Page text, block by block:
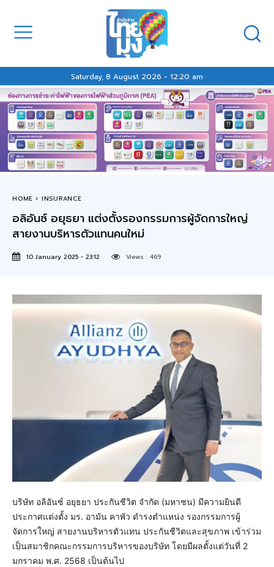
Saturday, 8 August 2026 - 12:20 am
HOME INSURANCE
อลิอันซ์ อยุธยา แต่งตั้งรองกรรมการผู้จัดการใหญ่
สายงานบริหารตัวแทนคนใหม่
10 January 2025 - 23:12 Views : 469
บริษัท อลิอันซ์ อยุธยา ประกันชีวิต จำกัด (มหาชน) มีความยินดี
ประกาศแต่งตั้ง มร. อามัน คาพัว ดำรงตำแหน่ง รองกรรมการผู้
จัดการใหญ่ สายงานบริหารตัวแทน ประกันชีวิตและสุขภาพ เข้าร่วม
เป็นสมาชิกคณะกรรมการบริหารของบริษัท โดยมีผลตั้งแต่วันที่ 2
มกราคม พ.ศ. 2568 เป็นต้นไป